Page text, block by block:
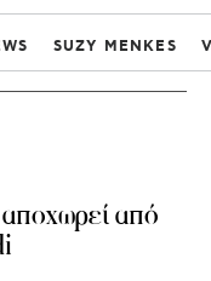
SUZY MENKES
από